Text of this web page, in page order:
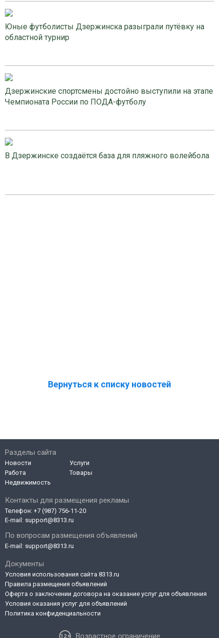
Юные футболисты Дзержинска разыграли путёвку на
областной турнир
Дзержинские спортсмены достойно выступили на этапе
Чемпионата России по ПОДА-футболу
В Дзержинске создаётся база для пляжного волейбола
Вернуться к списку новостей
Контакты для размещения рекламы
Телефон: +7 (987) 756-11-20
E-mail: support@8313.ru
По вопросам размещения объявлений
E-mail: support@8313.ru
Документы
Условия использования сайта 8313.ru
Правила размещения объявлений
Оферта о заключении договора на оказание услуг для объявления
Условия оказания услуг для объявлений
Политика конфиденциальности
Возрастное ограничение
Разделы сайта
Новости
Работа
Недвижимость
Услуги
Товары